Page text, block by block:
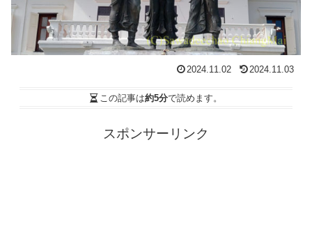
2024.11.02 2024.11.03
この記事は約5分で読めます。
スポンサーリンク